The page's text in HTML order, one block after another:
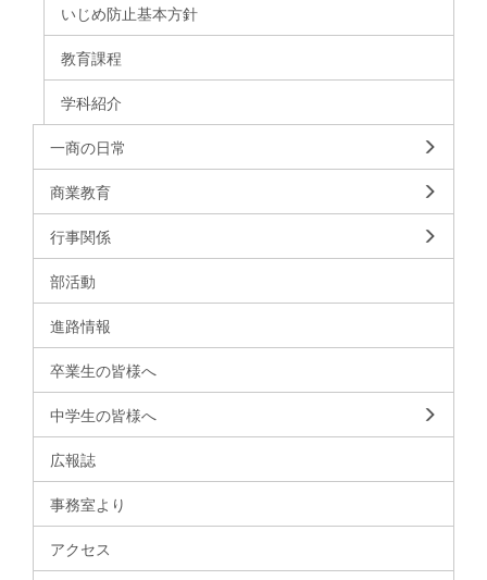
いじめ防止基本方針
教育課程
学科紹介
一商の日常
商業教育
行事関係
部活動
進路情報
卒業生の皆様へ
中学生の皆様へ
広報誌
事務室より
アクセス